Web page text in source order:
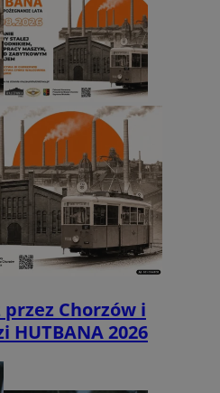
Chorzów i
HUTBANA 2026